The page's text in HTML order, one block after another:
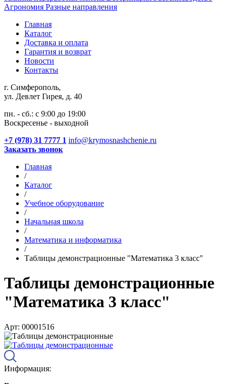
Агрономия Разные направления
Главная
Каталог
Доставка и оплата
Гарантия и возврат
Новости
Контакты
г. Симферополь,
ул. Девлет Гирея, д. 40
пн. - сб.: с 9:00 до 19:00
Воскресенье - выходной
+7 (978) 31 7777 1 info@krymosnashchenie.ru
Заказать звонок
Главная
/
Каталог
/
Учебное оборудование
/
Начальная школа
/
Математика и информатика
/
Таблицы демонстрационные "Математика 3 класс"
Таблицы демонстрационные
"Математика 3 класс"
Арт: 00001516
Информация: